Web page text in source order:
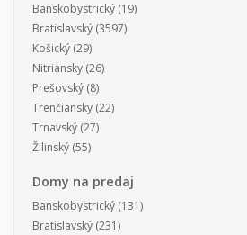
Banskobystrický (19)
Bratislavský (3597)
Košický (29)
Nitriansky (26)
Prešovský (8)
Trenčiansky (22)
Trnavský (27)
Žilinský (55)
Domy na predaj
Banskobystrický (131)
Bratislavský (231)